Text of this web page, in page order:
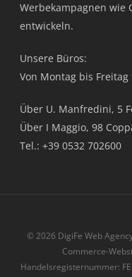
Werbekampagnen wie
entwickeln.
Unsere Büros:
Von Montag bis Freitag
Über U. Manfredini, 5
Über I Maggio, 98
Tel.: +39 0532 702600
© 2026 DigiFe Web
Commerce-
Handelsregisternummer: